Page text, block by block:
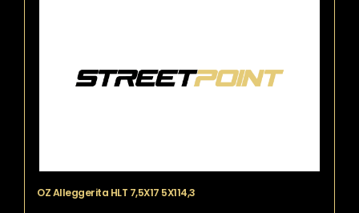
OZ Alleggerita HLT 7,5X17 5X114,3